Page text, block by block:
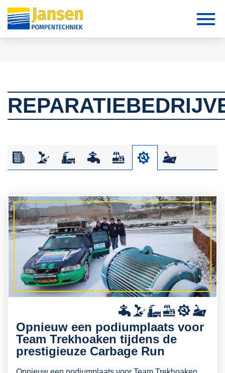
Opnieuw een podiumplaats voor
Team Trekhoaken tijdens de
prestigieuze Carbage Run